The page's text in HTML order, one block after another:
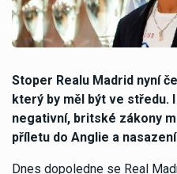
Stoper Realu Madrid nyní
který by měl být ve středu.
negativní, britské zákony
příletu do Anglie a
Dnes dopoledne se Real